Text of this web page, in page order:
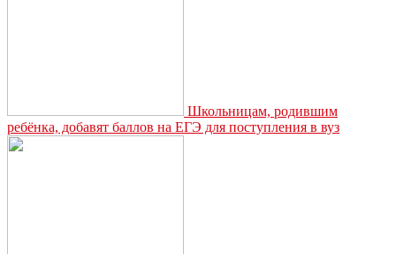
Школьницам, родившим
ребёнка, добавят баллов на ЕГЭ для поступления в вуз